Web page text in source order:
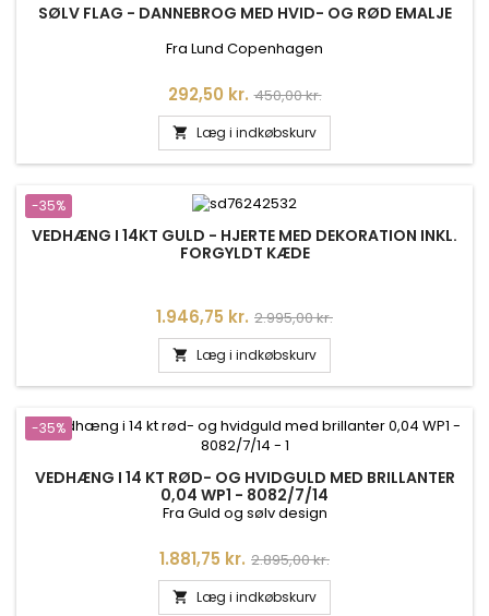
SØLV FLAG - DANNEBROG MED HVID- OG RØD EMALJE
Fra Lund Copenhagen
Pris
292,50 kr. Normalpris
450,00 kr.
 Læg i indkøbskurv
-35%
VEDHÆNG I 14KT GULD - HJERTE MED DEKORATION INKL.
FORGYLDT KÆDE
Pris
1.946,75 kr. Normalpris
2.995,00 kr.
 Læg i indkøbskurv
-35%
VEDHÆNG I 14 KT RØD- OG HVIDGULD MED BRILLANTER
0,04 WP1 - 8082/7/14
Fra Guld og sølv design
Pris
1.881,75 kr. Normalpris
2.895,00 kr.
 Læg i indkøbskurv